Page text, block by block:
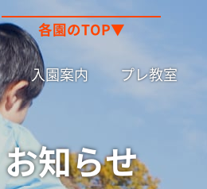
各園のTOP▼
入園案内 プレ教室
お知らせ